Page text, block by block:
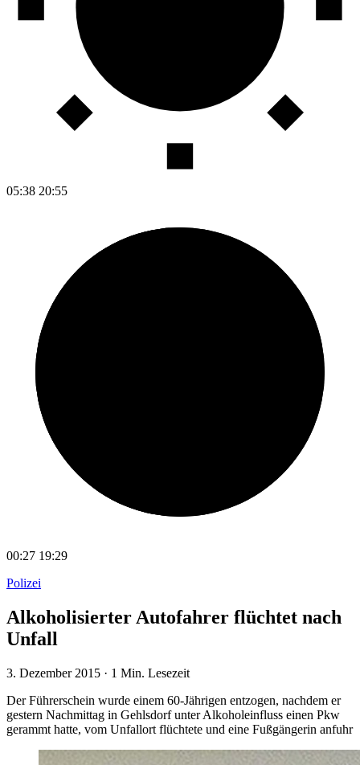
05:38 20:55
00:27 19:29
Polizei
Alkoholisierter Autofahrer flüchtet nach
Unfall
3. Dezember 2015 · 1 Min. Lesezeit
Der Führerschein wurde einem 60-Jährigen entzogen, nachdem er
gestern Nachmittag in Gehlsdorf unter Alkoholeinfluss einen Pkw
gerammt hatte, vom Unfallort flüchtete und eine Fußgängerin anfuhr